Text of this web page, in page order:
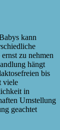
kann
zu nehmen
hängt
bis
viele
in
Umstellung
geachtet